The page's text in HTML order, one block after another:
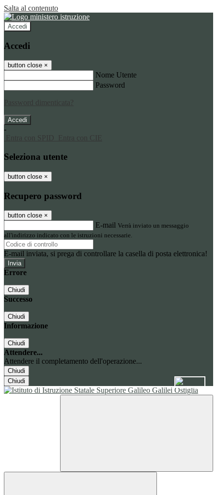
Salta al contenuto
Accedi
Accedi
button close ×
Nome Utente
Password
Password dimenticata?
-
Entra con SPID
Entra con CIE
Seleziona utente
button close ×
Recupero password
button close ×
E-mail Verrà inviato un messaggio
all'indirizzo indicato con le istruzioni necessarie.
E-mail inviata, si prega di controllare la casella di posta elettronica!
Errore
Chiudi
Successo
Chiudi
Informazione
Chiudi
Attendere...
Attendere il completamento dell'operazione...
Chiudi
Chiudi